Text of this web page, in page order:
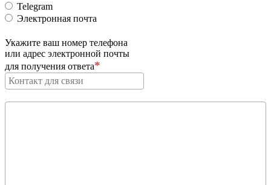
Telegram
Электронная почта
Укажите ваш номер телефона
или адрес электронной почты
для получения ответа